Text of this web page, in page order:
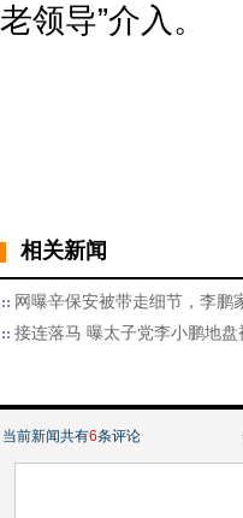
老领导”介入。
相关新闻
网曝辛保安被带走细节，李鹏
接连落马 曝太子党李小鹏地盘
当前新闻共有6条评论